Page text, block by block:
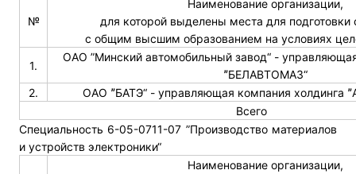
№
Наименование организации,
для которой выделены места для подготовки
с общим высшим образованием на условиях
1.
ОАО ”Минский автомобильный завод“ -
ˮБЕЛАВТОМАЗ“
2.
ОАО ˮБАТЭ“ - управляющая компания холдинга
Всего
Специальность 6-05-0711-07 ”Производство материалов
и устройств электроники“
Наименование организации,